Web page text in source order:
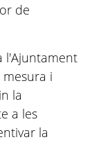
de
l'Ajuntament
i
la
a les
la